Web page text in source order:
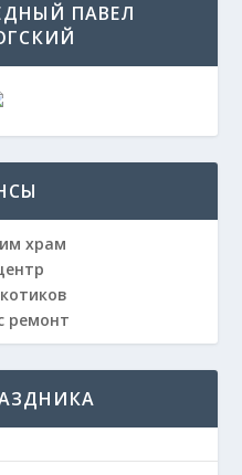
ПАВЕЛ